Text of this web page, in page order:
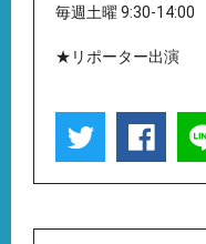
毎週土曜 9:30-14:00
★リポーター出演